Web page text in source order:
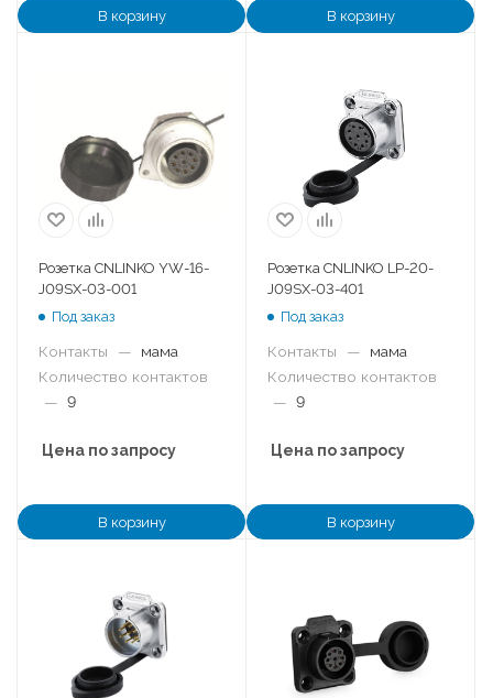
В корзину В корзину
Розетка CNLINKO YW-16-
J09SX-03-001
Под заказ
Контакты —
мама
Количество контактов
— 9
Цена по запросу
В корзину
Розетка CNLINKO LP-20-
J09SX-03-401
Под заказ
Контакты —
мама
Количество контактов
— 9
Цена по запросу
В корзину